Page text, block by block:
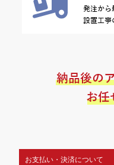
お支払い・決済について